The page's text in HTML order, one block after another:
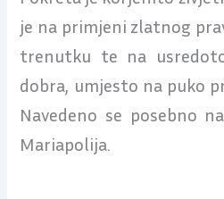
je na primjeni zlatnog
trenutku te na
dobra, umjesto na puko
Navedeno se posebno
Mariapolija.